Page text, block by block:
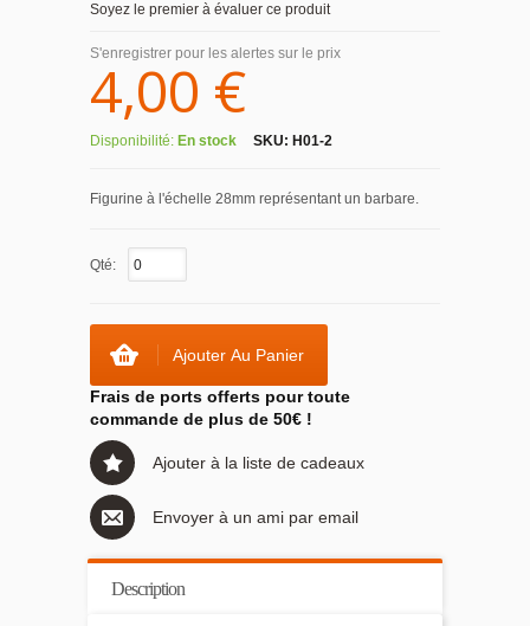
Soyez le premier à évaluer ce produit
S'enregistrer pour les alertes sur le prix
4,00 €
Disponibilité: En stock SKU: H01-2
Figurine à l'échelle 28mm représentant un barbare.
Qté:
Ajouter Au Panier
Frais de ports offerts pour toute
commande de plus de 50€ !
Ajouter à la liste de cadeaux
Envoyer à un ami par email
Description